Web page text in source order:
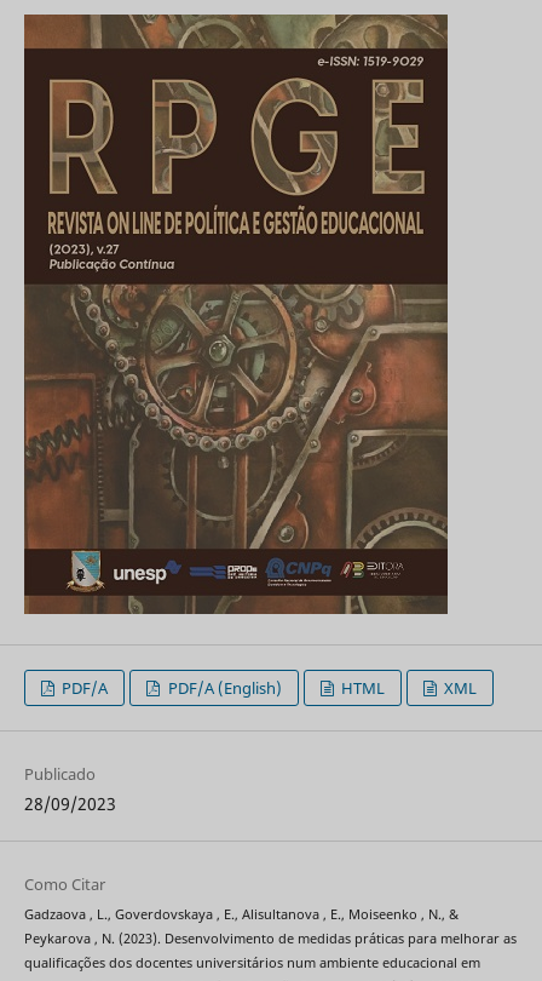
PDF/A PDF/A (English) HTML XML
Publicado
28/09/2023
Como Citar
Gadzaova , L., Goverdovskaya , E., Alisultanova , E., Moiseenko , N., &
Peykarova , N. (2023). Desenvolvimento de medidas práticas para melhorar as
qualificações dos docentes universitários num ambiente educacional em